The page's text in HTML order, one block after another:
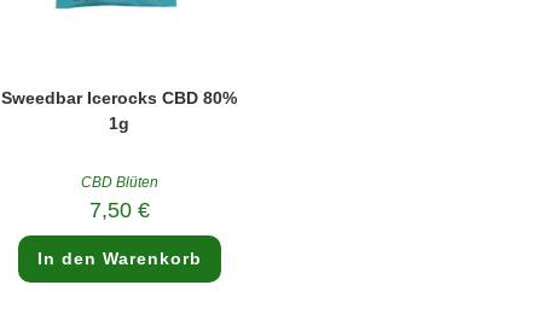
Sweedbar Icerocks CBD 80%
1g
CBD Blüten
7,50 €
In den Warenkorb